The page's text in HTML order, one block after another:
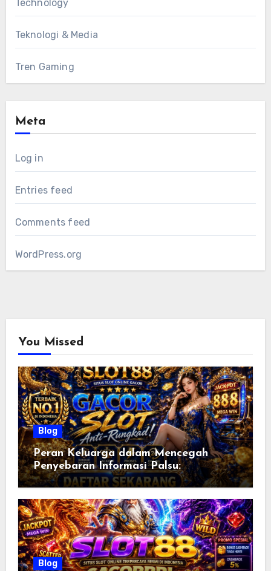
Technology
Teknologi & Media
Tren Gaming
Meta
Log in
Entries feed
Comments feed
WordPress.org
You Missed
Blog
Peran Keluarga dalam Mencegah
Penyebaran Informasi Palsu:
Membangun Literasi Digital Sejak Dini
Blog